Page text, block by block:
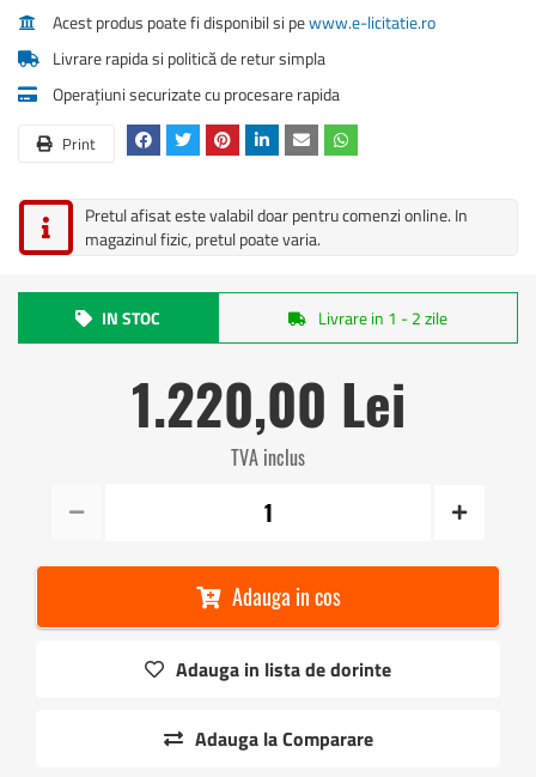
Acest produs poate fi disponibil si pewww.e-licitatie.ro
Livrare rapida si politică de retur simpla
Operațiuni securizate cu procesare rapida
Print
Pretul afisat este valabil doar pentru comenzi online. In
magazinul fizic, pretul poate varia.
IN STOC Livrare in 1 - 2 zile
1.220,00 Lei
TVA inclus
Adauga in cos
Adauga in lista de dorinte
Adauga la Comparare